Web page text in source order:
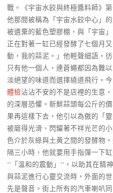
戰。《宇宙水餃與終極醬料師》
他那間被稱為「宇宙水餃中心」
被遺棄的藍色塑膠棚，與「宇宙
正在對著一缸已經發酵了七個月
動，我的蒜泥。」他輕聲細語，
只有他一個人，連蒼蠅都因為難
淡絕望的味道而選擇繞道飛行。
體檢沾沾不安的不是店裡的生意
的深層恐懼。新鮮蒜頭每公斤的
果再這樣下去，他引以為傲的「
被磨得光滑、閃耀著不祥光芒的
色介於灰綠與土黃之間的發酵物
隔三小時，他就要用手指彈一下
**「溫和的震動」**，以助其在精
與蒜泥進行心靈交流時，外面的
先是聲音。街上所有的汽車喇叭